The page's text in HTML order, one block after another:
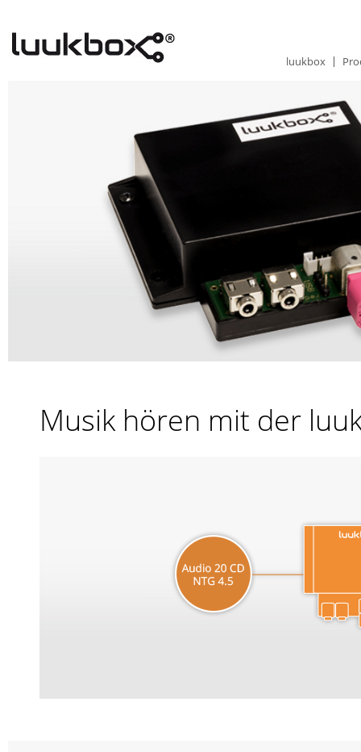
luukbox
Musik hören mit der